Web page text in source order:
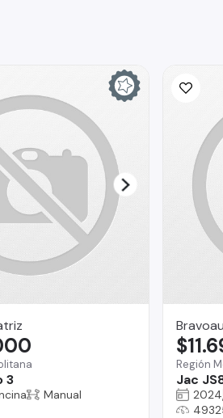
3
Manual
Región
Jac
2024